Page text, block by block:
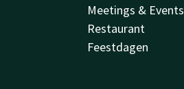
Meetings & Events
Restaurant
Feestdagen